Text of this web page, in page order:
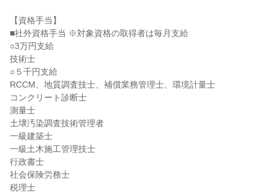
【資格手当】
■社外資格手当 ※対象資格の取得者は毎月支給
○3万円支給
技術士
○５千円支給
RCCM、地質調査技士、補償業務管理士、環境計量士
コンクリート診断士
測量士
土壌汚染調査技術管理者
一級建築士
一級土木施工管理技士
行政書士
社会保険労務士
税理士